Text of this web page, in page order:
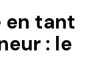
en tant
: le